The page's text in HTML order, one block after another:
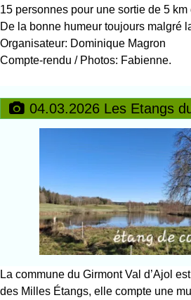
15 personnes pour une sortie de 5
De la bonne humeur toujours malgré
Organisateur: Dominique Magron
Compte-rendu / Photos: Fabienne.
04.03.2026 Les Etangs
La commune du Girmont Val d’Ajol
des Milles Étangs, elle compte une